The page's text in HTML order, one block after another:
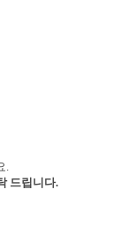
.
드립니다.